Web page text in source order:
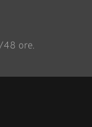
48 ore.